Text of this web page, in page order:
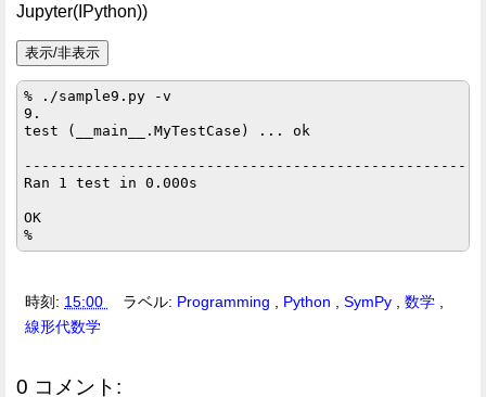
Jupyter(IPython))
表示/非表示
% ./sample9.py -v
9.
test (__main__.MyTestCase) ... ok
Ran 1 test in 0.000s
OK
時刻: 15:00 ラベル: Programming , Python ,SymPy ,数学 ,
線形代数学
0 コメント: